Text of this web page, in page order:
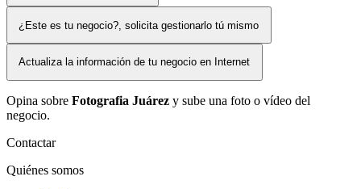
¿Este es tu negocio?, solicita gestionarlo tú mismo
Actualiza la información de tu negocio en Internet
Opina sobre Fotografia Juárez y sube una foto o vídeo del
negocio.
Contactar
Quiénes somos